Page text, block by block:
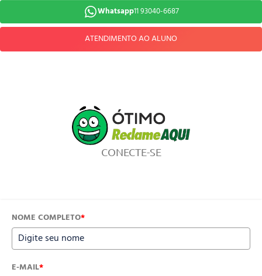
Whatsapp11 93040-6687
ATENDIMENTO AO ALUNO
CONECTE-SE
NOME COMPLETO*
E-MAIL*